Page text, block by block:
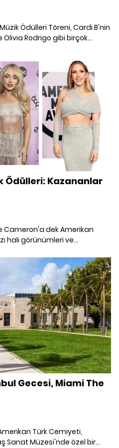
Ödülleri Töreni, Cardi B'nin
Olivia Rodrigo gibi birçok
Müzik Ödülleri'nin
Ödülleri: Kazananlar
Cameron'a dek Amerikan
halı görünümleri ve
Gecesi, Miami The
Türk Cemiyeti,
Sanat Müzesi'nde özel bir